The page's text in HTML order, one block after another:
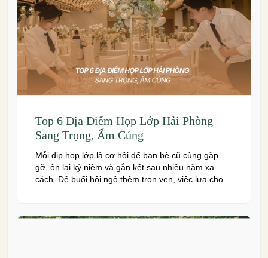
Top 6 Địa Điểm Họp Lớp Hải Phòng
Sang Trọng, Ấm Cúng
Mỗi dịp họp lớp là cơ hội để bạn bè cũ cùng gặp
gỡ, ôn lại kỷ niệm và gắn kết sau nhiều năm xa
cách. Để buổi hội ngộ thêm trọn vẹn, việc lựa chọn